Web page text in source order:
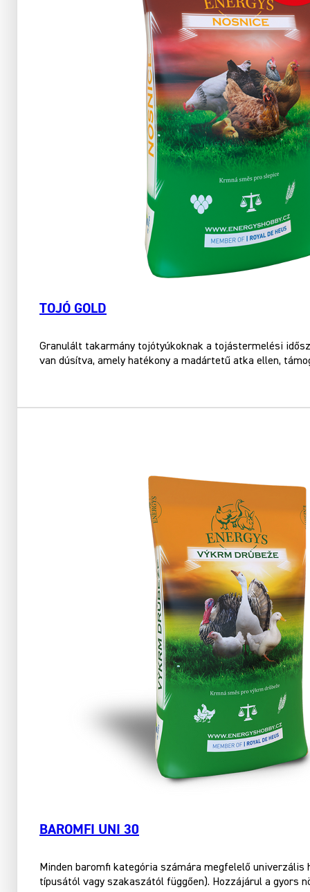
TOJÓ GOLD
Granulált takarmány tojótyúkoknak a tojástermelési
van dúsítva, amely hatékony a madártetű atka ellen,
BAROMFI UNI 30
Minden baromfi kategória számára megfelelő
típusától vagy szakaszától függően). Hozzájárul a gyors